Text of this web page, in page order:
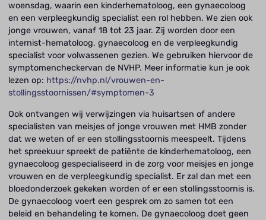
woensdag, waarin een kinderhematoloog, een gynaecoloog
en een verpleegkundig specialist een rol hebben. We zien ook
jonge vrouwen, vanaf 18 tot 23 jaar. Zij worden door een
internist-hematoloog, gynaecoloog en de verpleegkundig
specialist voor volwassenen gezien. We gebruiken hiervoor de
symptomencheckervan de NVHP. Meer informatie kun je ook
lezen op: https://nvhp.nl/vrouwen-en-
stollingsstoornissen/#symptomen-3
Ook ontvangen wij verwijzingen via huisartsen of andere
specialisten van meisjes of jonge vrouwen met HMB zonder
dat we weten of er een stollingsstoornis meespeelt. Tijdens
het spreekuur spreekt de patiënte de kinderhematoloog, een
gynaecoloog gespecialiseerd in de zorg voor meisjes en jonge
vrouwen en de verpleegkundig specialist. Er zal dan met een
bloedonderzoek gekeken worden of er een stollingsstoornis is.
De gynaecoloog voert een gesprek om zo samen tot een
beleid en behandeling te komen. De gynaecoloog doet geen